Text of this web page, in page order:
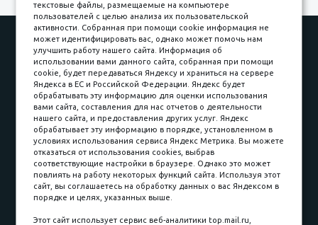
Наши работы
Оплата
Доставка и сборка
Гарантии
Карьера в компании
Контакты
Принимаем к оплате
Наличные
пл. Соляная, 6, стр. 16
текстовые файлы, размещаемые на компьютере
пользователей с целью анализа их пользовательской
активности. Собранная при помощи cookie информация не
может идентифицировать вас, однако может помочь нам
улучшить работу нашего сайта. Информация об
использовании вами данного сайта, собранная при помощи
cookie, будет передаваться Яндексу и храниться на сервере
Яндекса в ЕС и Российской Федерации. Яндекс будет
обрабатывать эту информацию для оценки использования
вами сайта, составления для нас отчетов о деятельности
нашего сайта, и предоставления других услуг. Яндекс
обрабатывает эту информацию в порядке, установленном в
условиях использования сервиса Яндекс Метрика. Вы можете
отказаться от использования cookies, выбрав
соответствующие настройки в браузере. Однако это может
повлиять на работу некоторых функций сайта. Используя этот
сайт, вы соглашаетесь на обработку данных о вас Яндексом в
порядке и целях, указанных выше.
Этот сайт использует сервис веб-аналитики top.mail.ru,